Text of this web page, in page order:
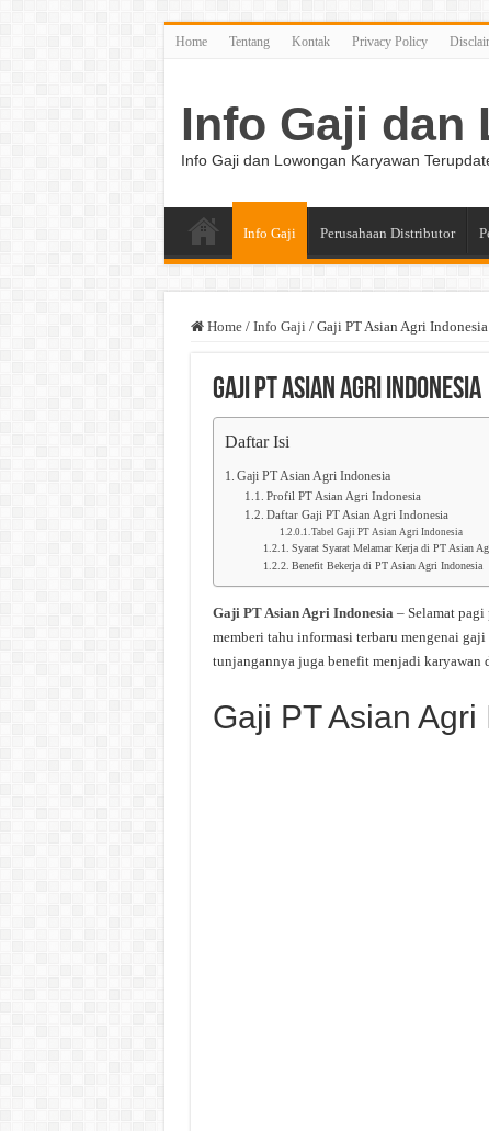
Home Tentang Kontak Privacy Policy
Info Gaji dan
Info Gaji dan Lowongan Karyawan
Info Gaji Perusahaan Distributor
Home / Info Gaji / Gaji PT Asian Agri Indonesia
Gaji PT Asian Agri Indonesia
Daftar Isi
Gaji PT Asian Agri Indonesia
Profil PT Asian Agri Indonesia
Daftar Gaji PT Asian Agri Indonesia
Tabel Gaji PT Asian Agri Indonesia
Syarat Syarat Melamar Kerja di PT Asian
Benefit Bekerja di PT Asian Agri Indonesia
Gaji PT Asian Agri Indonesia– Selamat pagi
memberi tahu informasi terbaru mengenai
tunjangannya juga benefit menjadi karyawan
Gaji PT Asian